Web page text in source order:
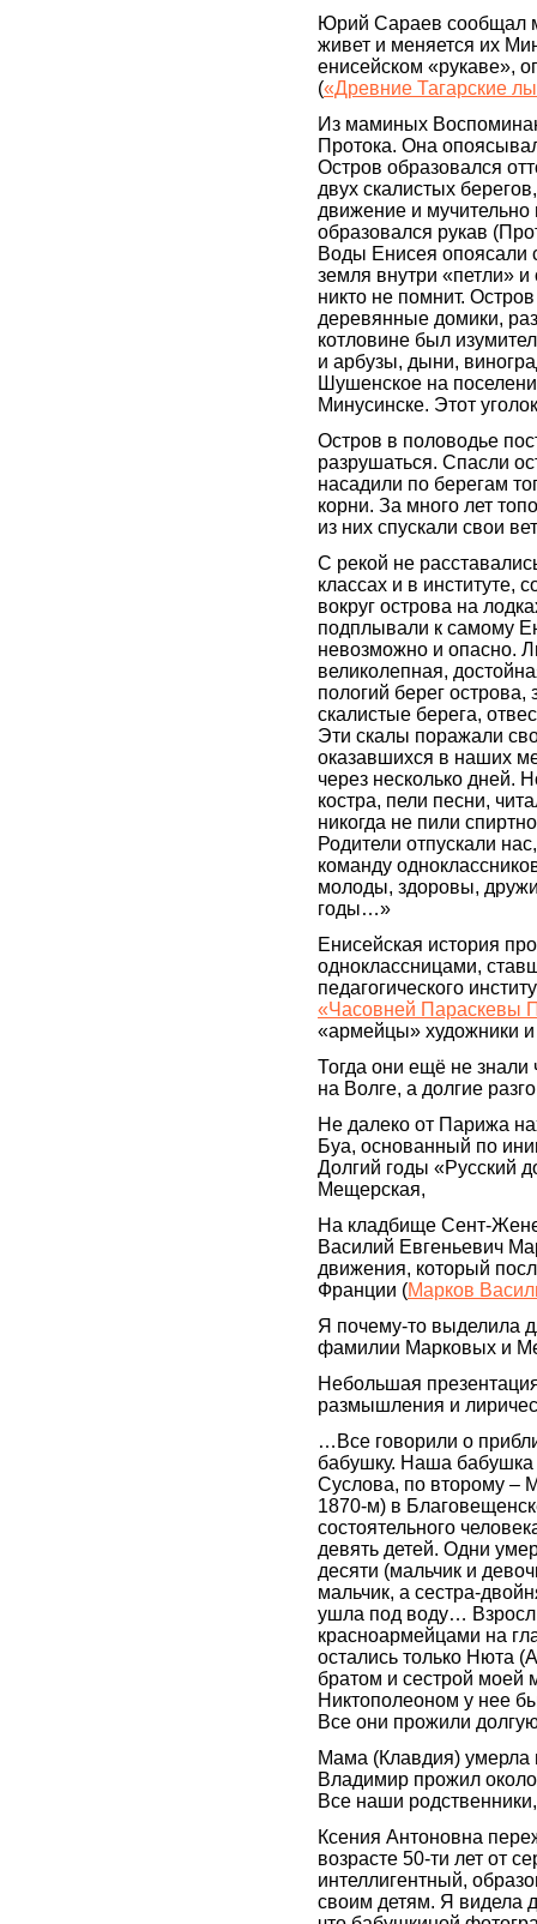
Юрий Сараев сообщал
живет и меняется их
енисейском «рукаве»,
(«Древние Тагарские
Из маминых
Протока. Она
Остров образовался
двух скалистых
движение и мучительно
образовался рукав
Воды Енисея опоясали
земля внутри «петли»
никто не помнит.
деревянные домики,
котловине был
и арбузы, дыни,
Шушенское на
Минусинске. Этот
Остров в половодье
разрушаться. Спасли
насадили по берегам
корни. За много лет
из них спускали свои
С рекой не
классах и в институте,
вокруг острова на
подплывали к самому
невозможно и опасно.
великолепная,
пологий берег
скалистые берега,
Эти скалы поражали
оказавшихся в наших
через несколько дней.
костра, пели песни,
никогда не пили
Родители отпускали
команду
молоды, здоровы,
годы…»
Енисейская история
одноклассницами,
педагогического
«Часовней Параскевы
«армейцы» художники
Тогда они ещё не знали
на Волге, а долгие
Не далеко от Парижа
Буа, основанный по
Долгий годы «Русский
Мещерская,
На кладбище Сент-
Василий Евгеньевич
движения, который
Франции (Марков
Я почему-то выделила
фамилии Марковых и
Небольшая
размышления и
…Все говорили о
бабушку. Наша бабушка
Суслова, по второму –
1870-м) в
состоятельного
девять детей. Одни
десяти (мальчик и
мальчик, а сестра-
ушла под воду…
красноармейцами на
остались только Нюта
братом и сестрой моей
Никтополеоном у нее
Все они прожили
Мама (Клавдия) умерла
Владимир прожил
Все наши
Ксения Антоновна
возрасте 50-ти лет от
интеллигентный,
своим детям. Я видела